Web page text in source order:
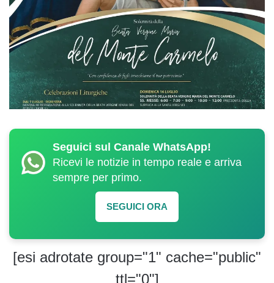
Seguici sul Canale WhatsApp!
Ricevi le notizie in tempo reale e arriva
sempre per primo.
SEGUICI ORA
[esi adrotate group="1" cache="public"
ttl="0"]